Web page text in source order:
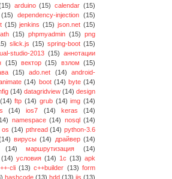
arduino (15) calendar (15)
(15) dependency-injection (15)
(15) jenkins (15) json.net (15)
(15) phpmyadmin (15) png
slick.js (15) spring-boot (15)
studio-2013 (15) аннотации
(15) вектор (15) взлом (15)
(15) ado.net (14)
android-
(14) boot (14) byte (14)
(14) datagridview (14) design
(14) ftp (14) grub (14) img (14)
(14) ios7 (14) keras
(14)
namespace (14) nosql (14)
os (14) pthread (14) python-3.6
вирусы (14) драйвер (14)
(14) маршрутизация
(14)
(14) условия (14) 1с (13) apk
cli (13) c++builder (13) form
hashcode (13) hdd (13) iis (13)